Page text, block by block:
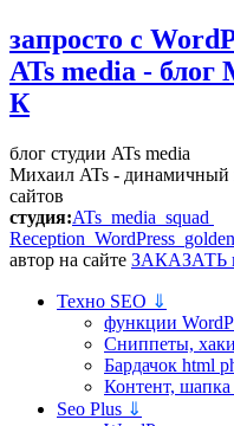
запросто с
ATs media -
К
блог студии ATs media
Михаил ATs - динамичный
сайтов
студия:ATs media squad
Reception WordPress golden
автор на сайте ЗАКАЗАТЬ
Техно SEO ⇓
функции
Сниппеты,
Бардачок html
Контент, шапка
Seo Plus ⇓